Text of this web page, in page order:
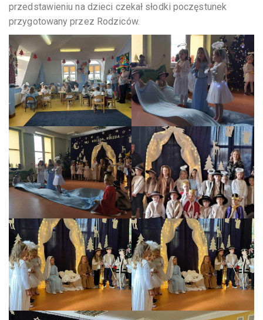
przedstawieniu na dzieci czekał słodki poczęstunek
przygotowany przez Rodziców.